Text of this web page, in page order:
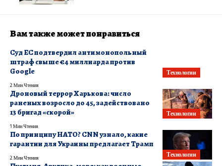
Вам также может понравиться
Технологии
Суд ЕС подтвердил антимонопольный
штраф свыше €4 миллиарда против
Google
2 Мин Чтения
Технологии
Дроновый террор Харькова: число
раненых возросло до 45, задействовано
13 бригад «скорой»
1 Мин Чтения
Технологии
По принципу НАТО? CNN узнало, какие
гарантии для Украины предлагает Трамп
2 Мин Чтения